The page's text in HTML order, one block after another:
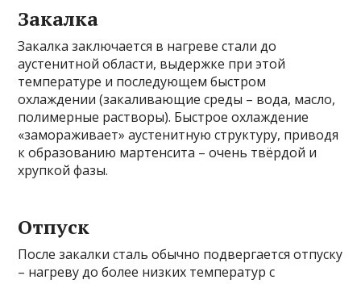
Закалка
Закалка заключается в нагреве стали до
аустенитной области, выдержке при этой
температуре и последующем быстром
охлаждении (закаливающие среды – вода, масло,
полимерные растворы). Быстрое охлаждение
«замораживает» аустенитную структуру, приводя
к образованию мартенсита – очень твёрдой и
хрупкой фазы.
Отпуск
После закалки сталь обычно подвергается отпуску
– нагреву до более низких температур с